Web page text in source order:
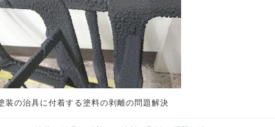
装の治具に付着する塗料の剥離の問題解決